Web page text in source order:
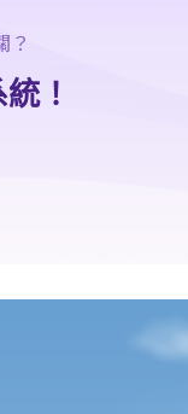
即使該人
據附上於
？
！